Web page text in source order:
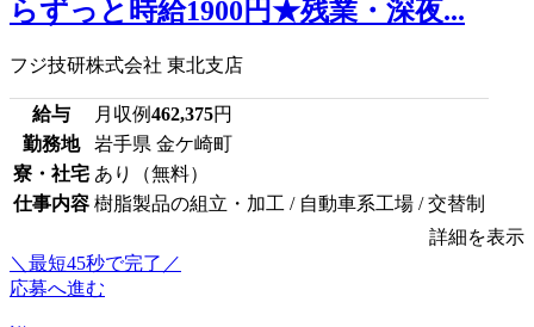
らずっと時給1900円★残業・深夜...
フジ技研株式会社 東北支店
給与 月収例462,375円
勤務地
岩手県 金ケ崎町
寮・社宅 あり（無料）
仕事内容 樹脂製品の組立・加工 / 自動車系工場 / 交替制
詳細を表示
＼最短45秒で完了／
応募へ進む